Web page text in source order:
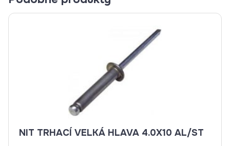
NIT TRHACÍ VELKÁ HLAVA 4.0X10 AL/ST